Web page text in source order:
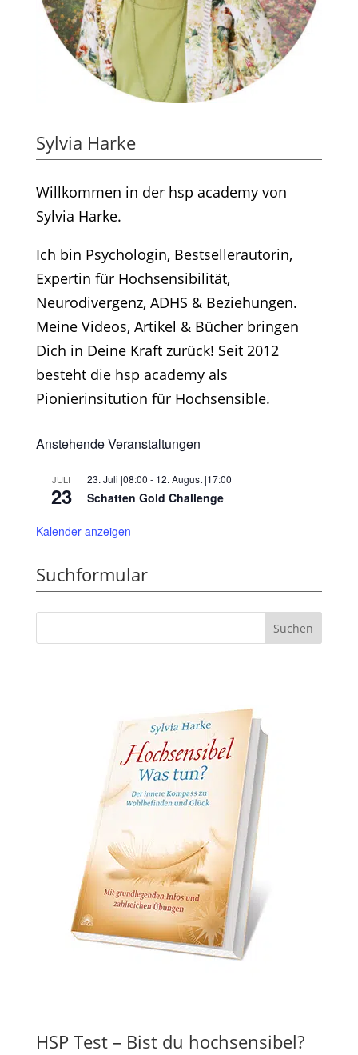
Sylvia Harke
Willkommen in der hsp academy von
Sylvia Harke.
Ich bin Psychologin, Bestsellerautorin,
Expertin für Hochsensibilität,
Neurodivergenz, ADHS & Beziehungen.
Meine Videos, Artikel & Bücher bringen
Dich in Deine Kraft zurück! Seit 2012
besteht die hsp academy als
Pionierinsitution für Hochsensible.
Anstehende Veranstaltungen
JULI
23
23. Juli |08:00 - 12. August |17:00
Schatten Gold Challenge
Kalender anzeigen
Suchformular
HSP Test – Bist du hochsensibel?